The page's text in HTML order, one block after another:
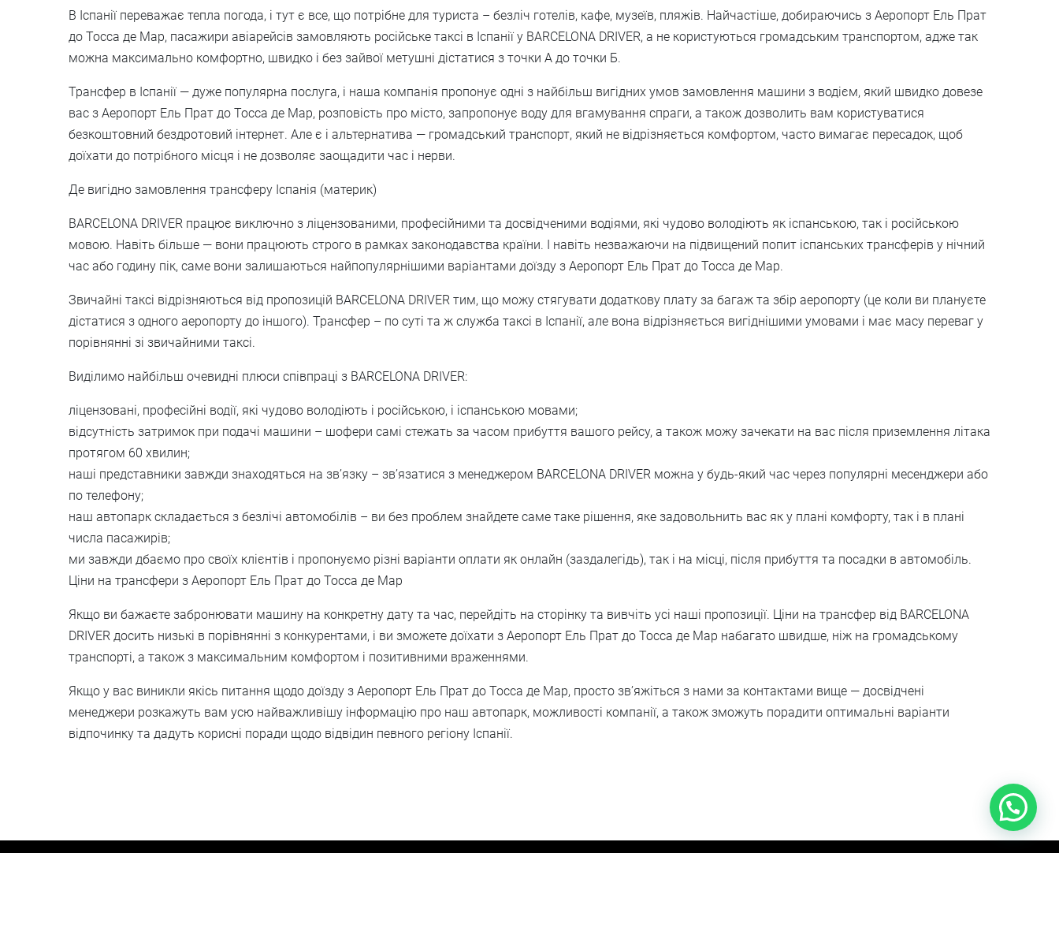
В Іспанії переважає тепла погода, і тут є все, що потрібне для туриста – безліч готелів, кафе, музеїв, пляжів. Найчастіше, добираючись з Аеропорт Ель Прат
до Тосса де Мар, пасажири авіарейсів замовляють російське таксі в Іспанії у BARCELONA DRIVER, а не користуються громадським транспортом, адже так
можна максимально комфортно, швидко і без зайвої метушні дістатися з точки А до точки Б.
Трансфер в Іспанії — дуже популярна послуга, і наша компанія пропонує одні з найбільш вигідних умов замовлення машини з водієм, який швидко довезе
вас з Аеропорт Ель Прат до Тосса де Мар, розповість про місто, запропонує воду для вгамування спраги, а також дозволить вам користуватися
безкоштовний бездротовий інтернет. Але є і альтернатива — громадський транспорт, який не відрізняється комфортом, часто вимагає пересадок, щоб
доїхати до потрібного місця і не дозволяє заощадити час і нерви.
Де вигідно замовлення трансферу Іспанія (материк)
BARCELONA DRIVER працює виключно з ліцензованими, професійними та досвідченими водіями, які чудово володіють як іспанською, так і російською
мовою. Навіть більше — вони працюють строго в рамках законодавства країни. І навіть незважаючи на підвищений попит іспанських трансферів у нічний
час або годину пік, саме вони залишаються найпопулярнішими варіантами доїзду з Аеропорт Ель Прат до Тосса де Мар.
Звичайні таксі відрізняються від пропозицій BARCELONA DRIVER тим, що можу стягувати додаткову плату за багаж та збір аеропорту (це коли ви плануєте
дістатися з одного аеропорту до іншого). Трансфер – по суті та ж служба таксі в Іспанії, але вона відрізняється вигіднішими умовами і має масу переваг у
порівнянні зі звичайними таксі.
Виділимо найбільш очевидні плюси співпраці з BARCELONA DRIVER:
ліцензовані, професійні водії, які чудово володіють і російською, і іспанською мовами;
відсутність затримок при подачі машини – шофери самі стежать за часом прибуття вашого рейсу, а також можу зачекати на вас після приземлення літака
протягом 60 хвилин;
наші представники завжди знаходяться на зв’язку – зв’язатися з менеджером BARCELONA DRIVER можна у будь-який час через популярні месенджери або
по телефону;
наш автопарк складається з безлічі автомобілів – ви без проблем знайдете саме таке рішення, яке задовольнить вас як у плані комфорту, так і в плані
числа пасажирів;
ми завжди дбаємо про своїх клієнтів і пропонуємо різні варіанти оплати як онлайн (заздалегідь), так і на місці, після прибуття та посадки в автомобіль.
Ціни на трансфери з Аеропорт Ель Прат до Тосса де Мар
Якщо ви бажаєте забронювати машину на конкретну дату та час, перейдіть на сторінку та вивчіть усі наші пропозиції. Ціни на трансфер від BARCELONA
DRIVER досить низькі в порівнянні з конкурентами, і ви зможете доїхати з Аеропорт Ель Прат до Тосса де Мар набагато швидше, ніж на громадському
транспорті, а також з максимальним комфортом і позитивними враженнями.
Якщо у вас виникли якісь питання щодо доїзду з Аеропорт Ель Прат до Тосса де Мар, просто зв’яжіться з нами за контактами вище — досвідчені
менеджери розкажуть вам усю найважливішу інформацію про наш автопарк, можливості компанії, а також зможуть порадити оптимальні варіанти
відпочинку та дадуть корисні поради щодо відвідин певного регіону Іспанії.